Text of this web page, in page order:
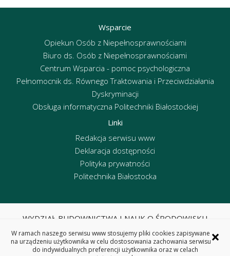
Wsparcie
Opiekun Osób z Niepełnosprawnościami
Biuro ds. Osób z Niepełnosprawnościami
Centrum Wsparcia - pomoc psychologiczna
Pełnomocnik ds. Równego Traktowania i Przeciwdziałania
Dyskryminacji
Obsługa informatyczna Politechniki Białostockiej
Linki
Redakcja serwisu www
Deklaracja dostępności
Polityka prywatności
Politechnika Białostocka
WYDZIAŁ BUDOWNICTWA I NAUK O ŚRODOWISKU
ul. Wiejska 45E, 15-351 Białystok
tel. centrala 85 746 95 60, fax 85 746 95 59
×
W ramach naszego serwisu www stosujemy pliki cookies zapisywane
na urządzeniu użytkownika w celu dostosowania zachowania serwisu
do indywidualnych preferencji użytkownika oraz w celach